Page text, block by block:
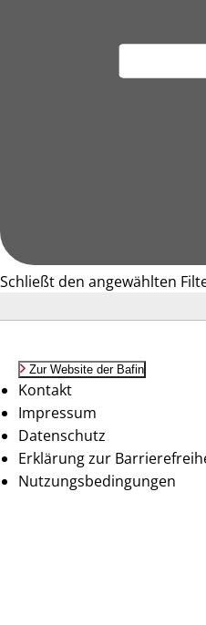
Schließt den angewählten
Zur Website der Bafin
Kontakt
Impressum
Datenschutz
Erklärung zur
Nutzungsbedingungen